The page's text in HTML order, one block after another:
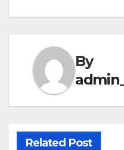
By
Related Post